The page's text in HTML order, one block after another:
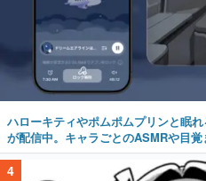
ハローキティやポムポムプリンと眠
が配信中。キャラごとのASMRや目
4